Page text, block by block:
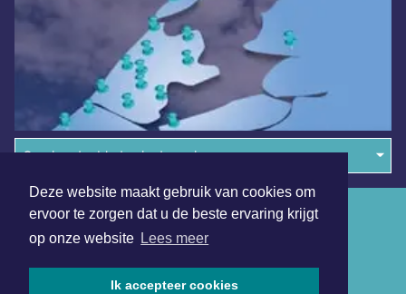
Deze website maakt gebruik van cookies om
ervoor te zorgen dat u de beste ervaring krijgt
op onze website Lees meer
Ik accepteer cookies
Overige dagbladen in de regio
Algemene voorwaarden
Disclaimer